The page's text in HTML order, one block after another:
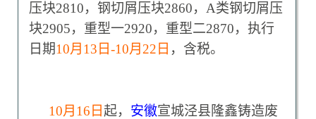
压块2810，钢切屑压块2860，A类钢切屑压
块2905，重型一2920，重型二2870，执行
日期10月13日-10月22日 ，含税。
10月16日 起， 安徽宣城泾县隆鑫铸造废